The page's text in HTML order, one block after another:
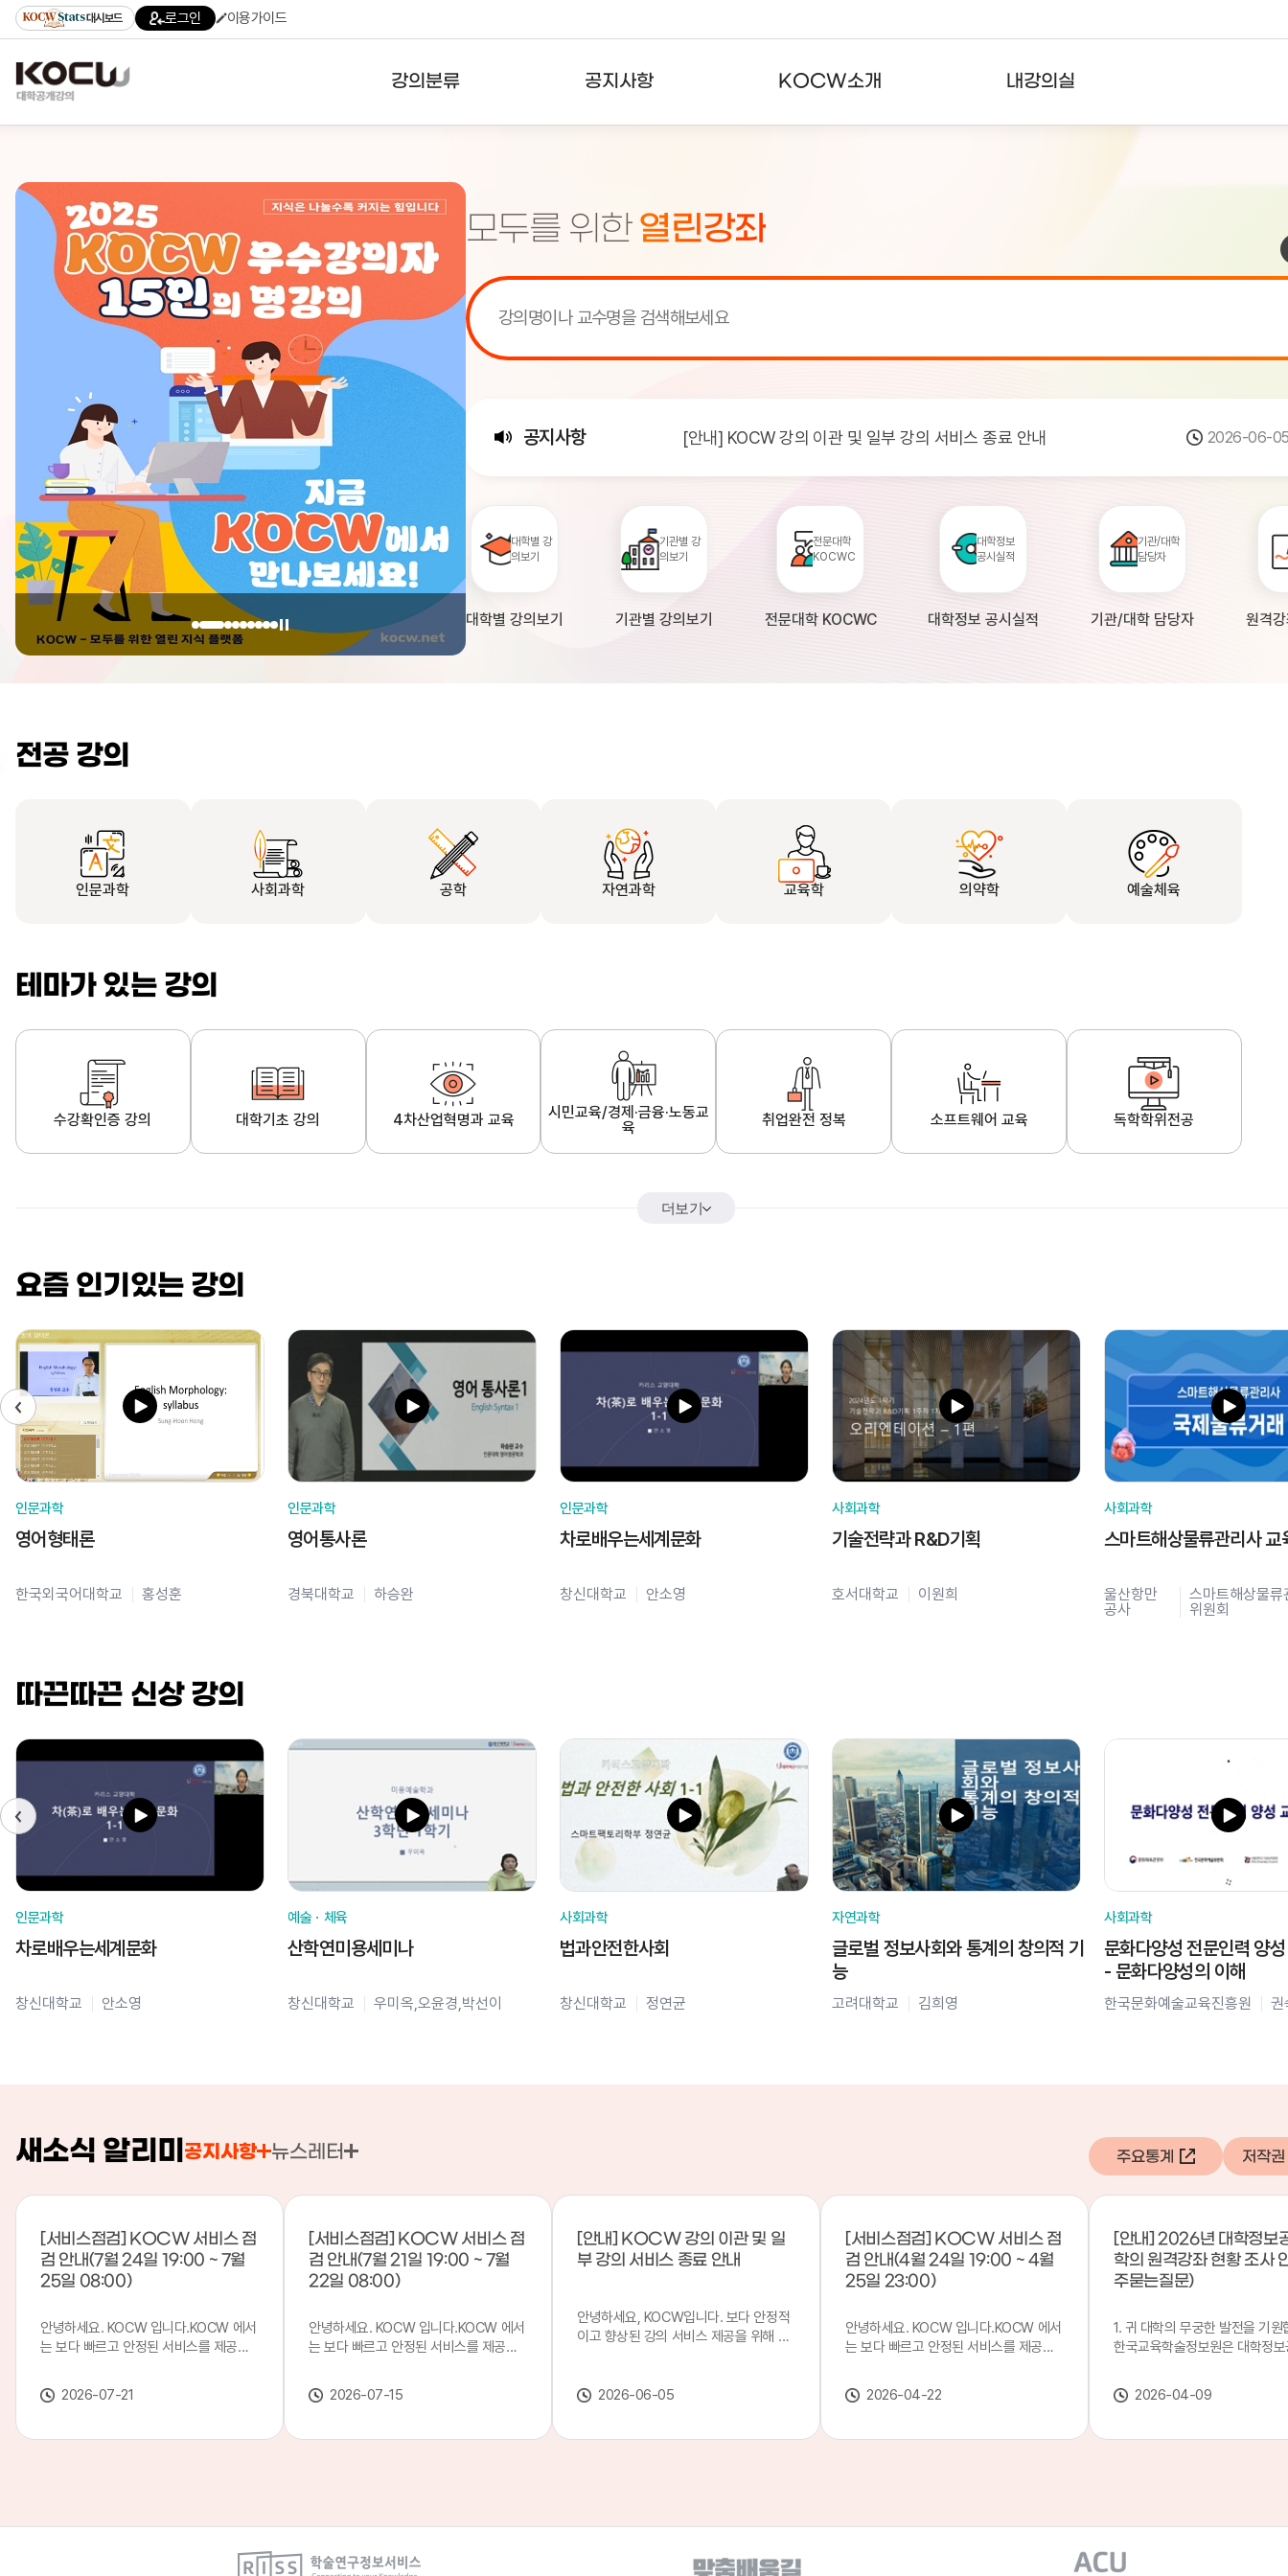
대시보드 로그인 이용가이드
강의분류
기관강의
테마강의
공지사항
주요통계현황
KOCW소개 내강의실
모두를 위한 열린강좌
공지사항
[서비스점검] KOCW 서비스 점검 안내(7월 24일 19:00 ~ 7월... 2026-07-
[안내] KOCW 강의 이관 및 일부 강의 서비스 종료 안내 2026-06-
[안내] 2026년 대학정보공시 대학의 원격강좌 현황 조사 안내(자주묻... 2026-04-
대학별 강
의보기
대학별 강의보기
기관별 강
의보기
기관별 강의보기
전문대학
KOCWC
전문대학 KOCWC
대학정보
공시실적
대학정보 공시실적
기관/대학
담당자
기관/대학 담당자 원격
전공 강의
인문과학 사회과학 공학 자연과학 교육학 의약학 예술체육
테마가 있는 강의
수강확인증 강의 대학기초 강의 4차산업혁명과 교육
시민교육/경제·금융·노동교
육
취업완전 정복 소프트웨어 교육 독학학위전공
더보기
요즘 인기있는 강의
인문과학
영어형태론
한국외국어대학교 홍성훈
인문과학
영어통사론
경북대학교 하승완
인문과학
차로배우는세계문화
창신대학교 안소영
사회과학
기술전략과 R&D기획
호서대학교 이원희
사회과학
스마트해상물류관리사 교
울산항만
공사
스마트해상물류
위원회
따끈따끈 신상 강의
인문과학
차로배우는세계문화
창신대학교 안소영
예술ㆍ체육
산학연미용세미나
창신대학교 우미옥,오윤경,박선이
사회과학
법과안전한사회
창신대학교 정연균
자연과학
글로벌 정보사회와 통계의 창의적 기
능
고려대학교 김희영
사회과학
문화다양성 전문인력 양
- 문화다양성의 이해
한국문화예술교육진흥원 권
새소식 알리미 공지사항 뉴스레터
[서비스점검] KOCW 서비스 점
검 안내(7월 24일 19:00 ~ 7월
25일 08:00)
안녕하세요. KOCW 입니다.KOCW 에서
는 보다 빠르고 안정된 서비스를 제공하
합니다.※ 서비스 점검 작업 일시 : 7월
24일(금) 19:00 ~ 7월 25일(토) 08:00
안 서비스가 일시 중지될 수 있으니, 이
2026-07-21
[서비스점검] KOCW 서비스 점
검 안내(7월 21일 19:00 ~ 7월
22일 08:00)
안녕하세요. KOCW 입니다.KOCW 에서
는 보다 빠르고 안정된 서비스를 제공하
합니다.※ 서비스 점검 작업 일시 : 7월 21
일(화) 19:00 ~ 7월 22일(수) 08:00이
서비스가일시 중지될 수 있으니, 이 점 양
2026-07-15
[안내] KOCW 강의 이관 및 일
부 강의 서비스 종료 안내
안녕하세요, KOCW입니다. 보다 안정적
이고 향상된 강의 서비스 제공을 위해 강
스가 종료될 예정이오니, 이용에 참고하
종료 강의 안내 이관 작업으로 인해 일부
었습니다. 서비스 종료 강의 목록은 아래
2026-06-05
[서비스점검] KOCW 서비스 점
검 안내(4월 24일 19:00 ~ 4월
25일 23:00)
안녕하세요. KOCW 입니다.KOCW 에서
는 보다 빠르고 안정된 서비스를 제공하
합니다.※ 서비스 점검 작업 일시 : 4월
24일(금) 19:00 ~ 4월 25일(토) 23:00
안 일시중지될 예정이오니, 이 점 양해하
2026-04-22
[안내] 2026년 대학정보
학의 원격강좌 현황 조사
주묻는질문)
1. 귀 대학의 무궁한 발전을 기원
한국교육학술정보원은 대학정
본 조사는 2025. 3. 1~2026. 2.
에 운영된 원격강좌(이러닝) 현
강좌(12-바)'에 데이터를 연계할
인시 캠퍼스인 경우 해당 캠퍼스
2026-04-09
주요통계 저작